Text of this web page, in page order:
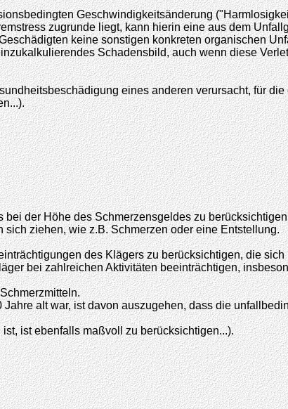
Geschwindigkeitsänderung
zugrunde liegt, kann hierin eine aus dem
keine sonstigen konkreten organischen
Schadensbild, auch wenn diese
eines anderen verursacht, für
der Höhe des Schmerzensgeldes zu
ziehen, wie z.B. Schmerzen oder eine Entstellung.
des Klägers zu berücksichtigen, die
bei zahlreichen Aktivitäten beeinträchtigen,
alt war, ist davon auszugehen, dass die
ist ebenfalls maßvoll zu berücksichtigen...).